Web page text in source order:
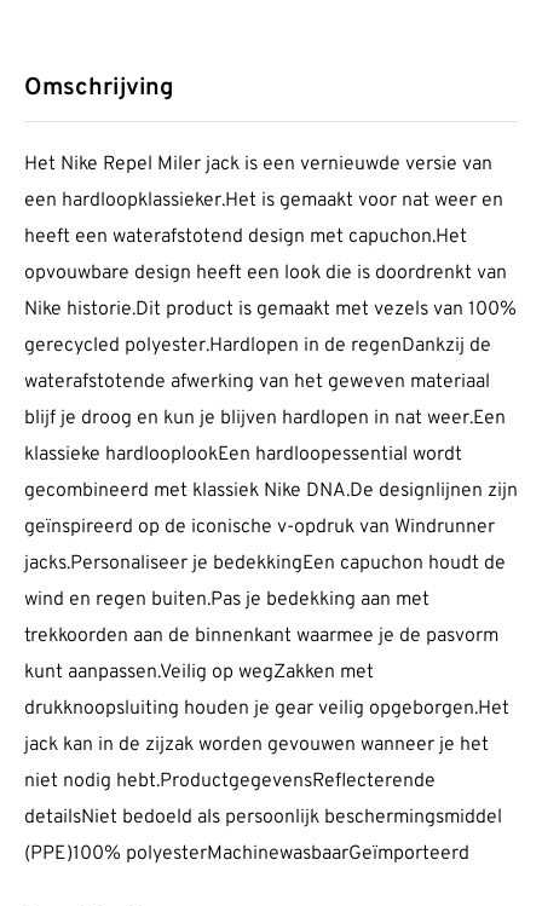
Omschrijving
Het Nike Repel Miler jack is een vernieuwde versie van
een hardloopklassieker.Het is gemaakt voor nat weer en
heeft een waterafstotend design met capuchon.Het
opvouwbare design heeft een look die is doordrenkt van
Nike historie.Dit product is gemaakt met vezels van 100%
gerecycled polyester.Hardlopen in de regenDankzij de
waterafstotende afwerking van het geweven materiaal
blijf je droog en kun je blijven hardlopen in nat weer.Een
klassieke hardlooplookEen hardloopessential wordt
gecombineerd met klassiek Nike DNA.De designlijnen zijn
geïnspireerd op de iconische v-opdruk van Windrunner
jacks.Personaliseer je bedekkingEen capuchon houdt de
wind en regen buiten.Pas je bedekking aan met
trekkoorden aan de binnenkant waarmee je de pasvorm
kunt aanpassen.Veilig op wegZakken met
drukknoopsluiting houden je gear veilig opgeborgen.Het
jack kan in de zijzak worden gevouwen wanneer je het
niet nodig hebt.ProductgegevensReflecterende
detailsNiet bedoeld als persoonlijk beschermingsmiddel
(PPE)100% polyesterMachinewasbaarGeïmporteerd